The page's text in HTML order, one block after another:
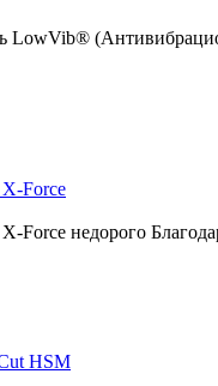
LowVib®
Force
недорого
HSM